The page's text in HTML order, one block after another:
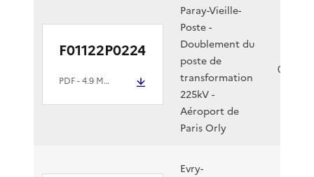
F01122P0224
PDF- 4.9 Mio
Paray-Vieille-
Poste -
Doublement du
poste de
transformation
225kV -
Aéroport de
Paris Orly
08/11/
Evry-